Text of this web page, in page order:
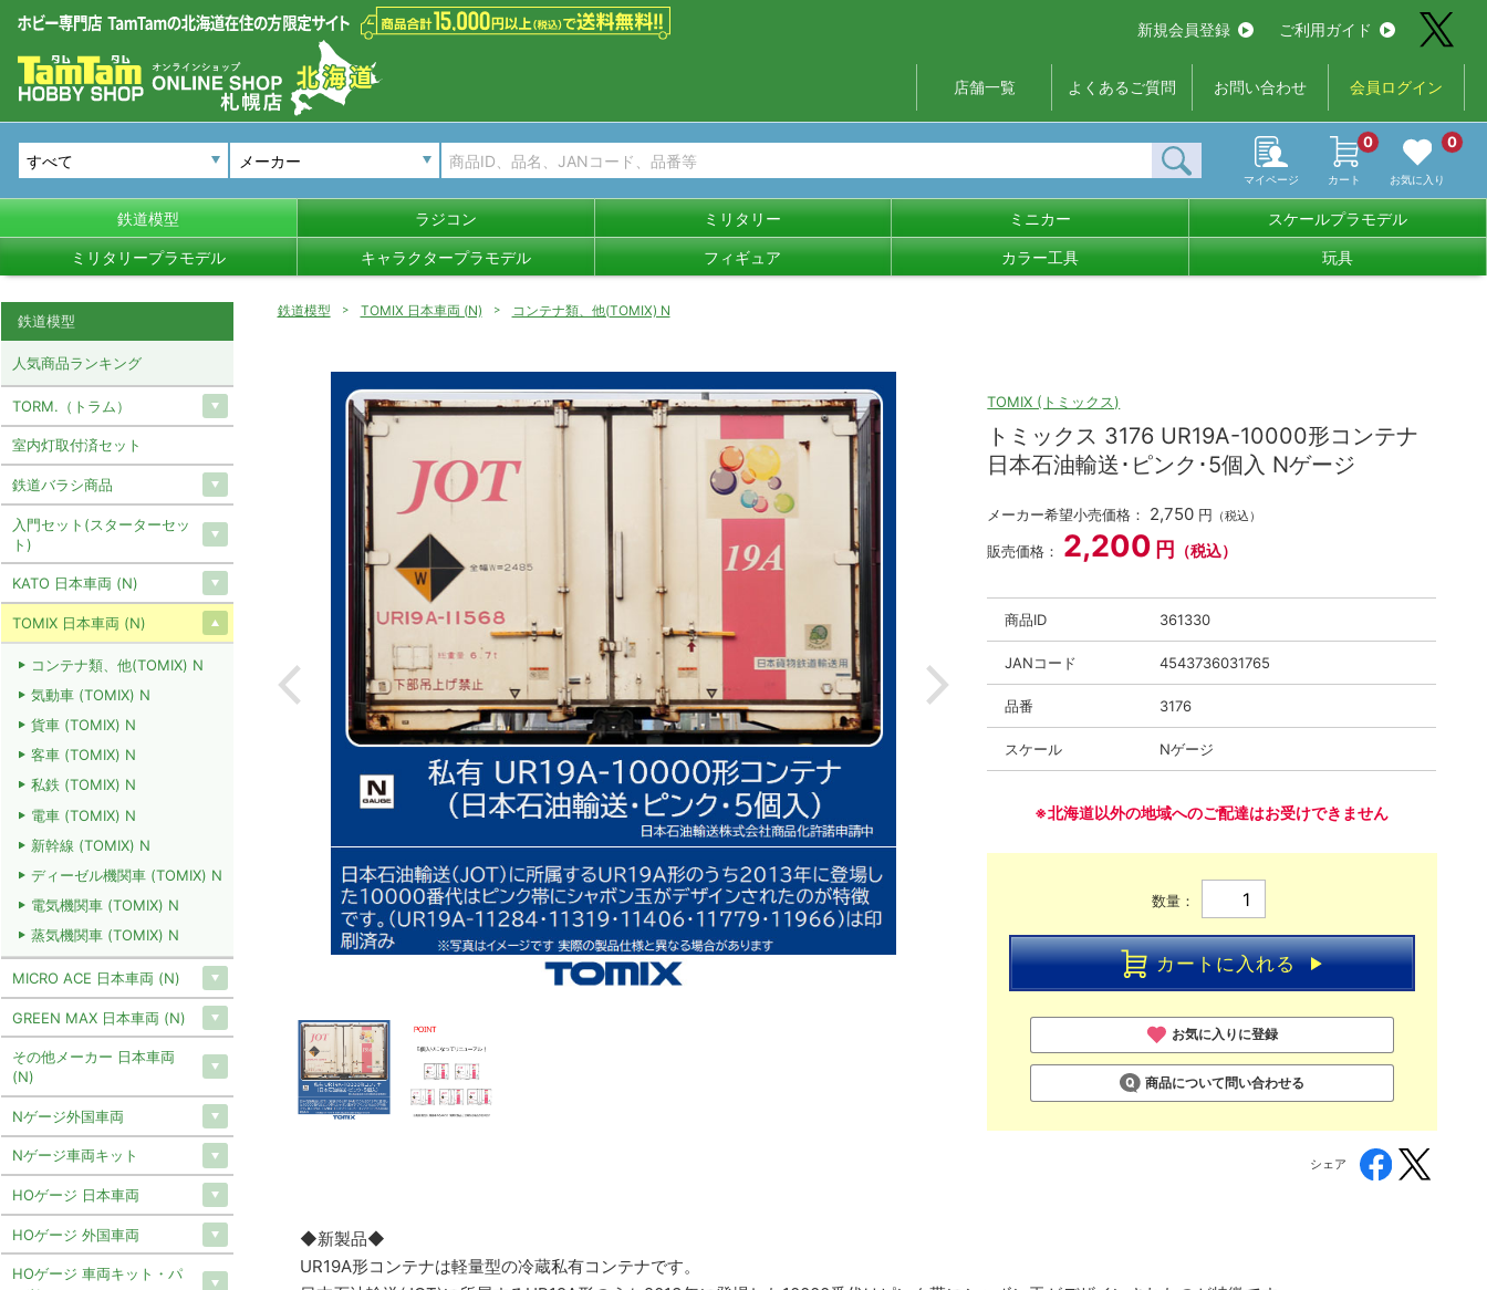
新規会員登録 ご利用ガイド
店舗一覧 よくあるご質問 お問い合わせ 会員ログイン
メーカー
マイページ カート
0
お気に入り
0
鉄道模型 ラジコン ミリタリー ミニカー スケールプラモデル
ミリタリープラモデル キャラクタープラモデル フィギュア カラー工具 玩具
鉄道模型 TOMIX 日本車両 (N) コンテナ類、他(TOMIX) N
TOMIX (トミックス)
トミックス 3176 UR19A-10000形コンテナ
日本石油輸送･ピンク･5個入 Nゲージ
メーカー希望小売価格： 2,750 円 （税込）
販売価格： 2,200 円 （税込）
商品ID 361330
JANコード 4543736031765
品番 3176
スケール Nゲージ
※北海道以外の地域へのご配達はお受けできません
数量：
カートに入れる
お気に入りに登録
商品について問い合わせる
シェア
◆新製品◆
UR19A形コンテナは軽量型の冷蔵私有コンテナです。
鉄道模型
人気商品ランキング
TORM.（トラム）
室内灯取付済セット
鉄道バラシ商品
入門セット(スターターセッ
ト)
KATO 日本車両 (N)
TOMIX 日本車両 (N)
コンテナ類、他(TOMIX) N
気動車 (TOMIX) N
貨車 (TOMIX) N
客車 (TOMIX) N
私鉄 (TOMIX) N
電車 (TOMIX) N
新幹線 (TOMIX) N
ディーゼル機関車 (TOMIX) N
電気機関車 (TOMIX) N
蒸気機関車 (TOMIX) N
MICRO ACE 日本車両 (N)
GREEN MAX 日本車両 (N)
その他メーカー 日本車両
(N)
Nゲージ外国車両
Nゲージ車両キット
HOゲージ 日本車両
HOゲージ 外国車両
HOゲージ 車両キット・パ